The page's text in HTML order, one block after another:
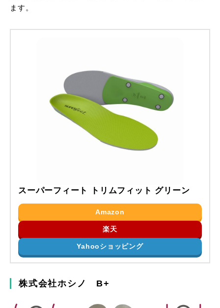
ます。
スーパーフィート トリムフィット グリーン
Amazon
楽天
Yahooショッピング
株式会社ホシノ B+